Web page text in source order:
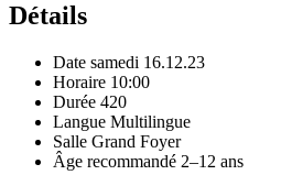
Détails
Date samedi 16.12.23
Horaire 10:00
Durée 420
Langue Multilingue
Salle Grand Foyer
Âge recommandé 2–12 ans